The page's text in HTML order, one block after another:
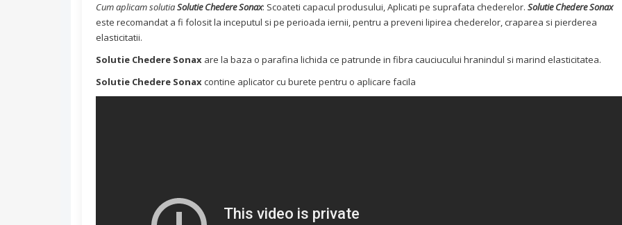
Cum aplicam solutiaSolutie Chedere Sonax: Scoateti capacul produsului, Aplicati pe suprafata chederelor. Solutie Chedere Sonax
este recomandat a fi folosit la inceputul si pe perioada iernii, pentru a preveni lipirea chederelor, craparea si pierderea
elasticitatii.
Solutie Chedere Sonax are la baza o parafina lichida ce patrunde in fibra cauciucului hranindul si marind elasticitatea.
Solutie Chedere Sonaxcontine aplicator cu burete pentru o aplicare facila